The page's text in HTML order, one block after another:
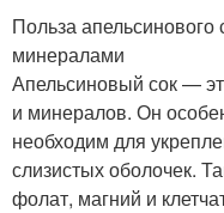
Польза апельсинового
минералами
Апельсиновый сок —
и минералов. Он
необходим для
слизистых оболочек.
фолат, магний и